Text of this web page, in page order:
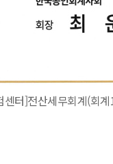
터]전산세무회계(회